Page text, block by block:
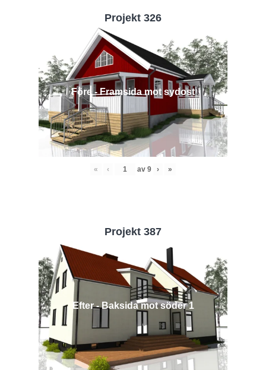
Projekt 326
Före - Framsida mot sydost
« ‹ av 9 › »
Projekt 387
Efter - Baksida mot söder 1